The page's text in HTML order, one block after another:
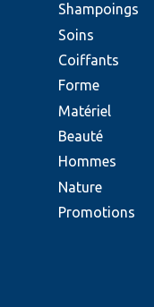
Shampoings
Soins
Coiffants
Forme
Matériel
Beauté
Hommes
Nature
Promotions